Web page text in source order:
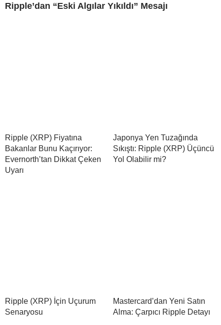
Ripple’dan “Eski Algılar Yıkıldı” Mesajı
Ripple (XRP) Fiyatına
Bakanlar Bunu Kaçırıyor:
Evernorth’tan Dikkat Çeken
Uyarı
Japonya Yen Tuzağında
Sıkıştı: Ripple (XRP) Üçüncü
Yol Olabilir mi?
Ripple (XRP) İçin Uçurum
Senaryosu
Mastercard’dan Yeni Satın
Alma: Çarpıcı Ripple Detayı